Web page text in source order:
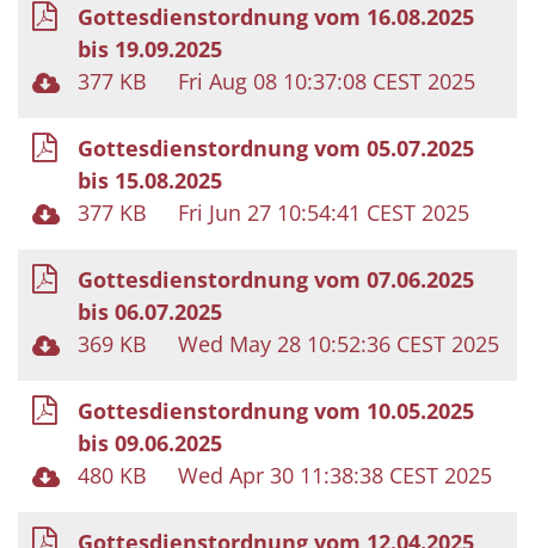
Gottesdienstordnung vom 16.08.2025
bis 19.09.2025
377 KB
Fri Aug 08 10:37:08 CEST 2025
Gottesdienstordnung vom 05.07.2025
bis 15.08.2025
377 KB
Fri Jun 27 10:54:41 CEST 2025
Gottesdienstordnung vom 07.06.2025
bis 06.07.2025
369 KB
Wed May 28 10:52:36 CEST 2025
Gottesdienstordnung vom 10.05.2025
bis 09.06.2025
480 KB
Wed Apr 30 11:38:38 CEST 2025
Gottesdienstordnung vom 12.04.2025